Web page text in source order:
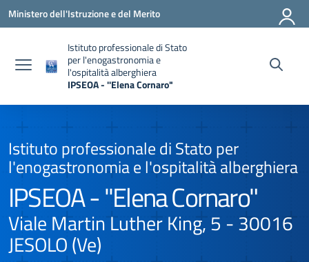
Vai ai contenuti
Vai al menu di navigazione
Vai al footer
Ministero dell'Istruzione e del Merito
Istituto professionale di Stato
per l'enogastronomia e
l'ospitalità alberghiera
IPSEOA - ''Elena Cornaro"
Istituto professionale di Stato per
l'enogastronomia e l'ospitalità alberghiera
IPSEOA - ''Elena Cornaro"
Viale Martin Luther King, 5 - 30016
JESOLO (Ve)